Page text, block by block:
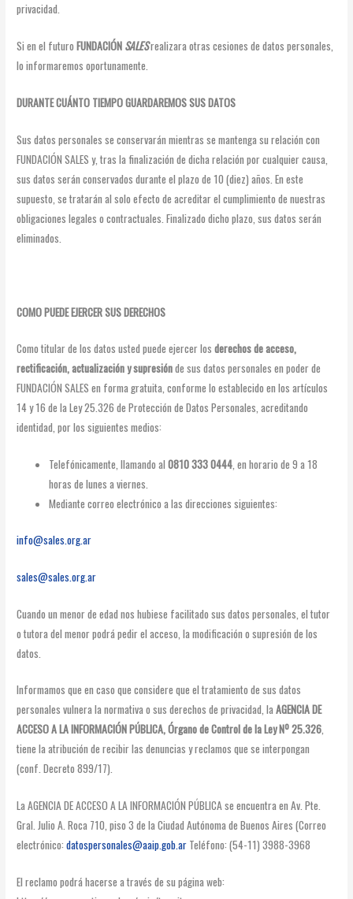
privacidad.
Si en el futuroFUNDACIÓN SALESrealizara otras cesiones de datos personales,
lo informaremos oportunamente.
DURANTE CUÁNTO TIEMPO GUARDAREMOS SUS DATOS
Sus datos personales se conservarán mientras se mantenga su relación con
FUNDACIÓN SALES y, tras la finalización de dicha relación por cualquier causa,
sus datos serán conservados durante el plazo de 10 (diez) años. En este
supuesto, se tratarán al solo efecto de acreditar el cumplimiento de nuestras
obligaciones legales o contractuales. Finalizado dicho plazo, sus datos serán
eliminados.
COMO PUEDE EJERCER SUS DERECHOS
Como titular de los datos usted puede ejercer losderechos de acceso,
rectificación, actualización y supresiónde sus datos personales en poder de
FUNDACIÓN SALES en forma gratuita, conforme lo establecido en los artículos
14 y 16 de la Ley 25.326 de Protección de Datos Personales, acreditando
identidad, por los siguientes medios:
Telefónicamente, llamando al0810 333 0444, en horario de 9 a 18
horas de lunes a viernes.
Mediante correo electrónico a las direcciones siguientes:
info@sales.org.ar
sales@sales.org.ar
Cuando un menor de edad nos hubiese facilitado sus datos personales, el tutor
o tutora del menor podrá pedir el acceso, la modificación o supresión de los
datos.
Informamos que en caso que considere que el tratamiento de sus datos
personales vulnera la normativa o sus derechos de privacidad, laAGENCIA DE
ACCESO A LA INFORMACIÓN PÚBLICA, Órgano de Control de la Ley Nº 25.326,
tiene la atribución de recibir las denuncias y reclamos que se interpongan
(conf. Decreto 899/17).
La AGENCIA DE ACCESO A LA INFORMACIÓN PÚBLICA se encuentra en Av. Pte.
Gral. Julio A. Roca 710, piso 3 de la Ciudad Autónoma de Buenos Aires (Correo
electrónico:datospersonales@aaip.gob.ar Teléfono: (54-11) 3988-3968
El reclamo podrá hacerse a través de su página web: